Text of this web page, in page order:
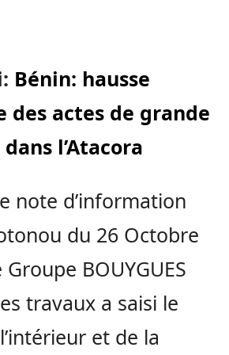
Bénin: hausse
actes de grande
l’Atacora
note d’information
du 26 Octobre
BOUYGUES
travaux a saisi le
et de la